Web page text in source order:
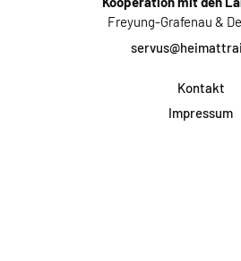
Freyung-Grafenau &
Kontakt
Impressum